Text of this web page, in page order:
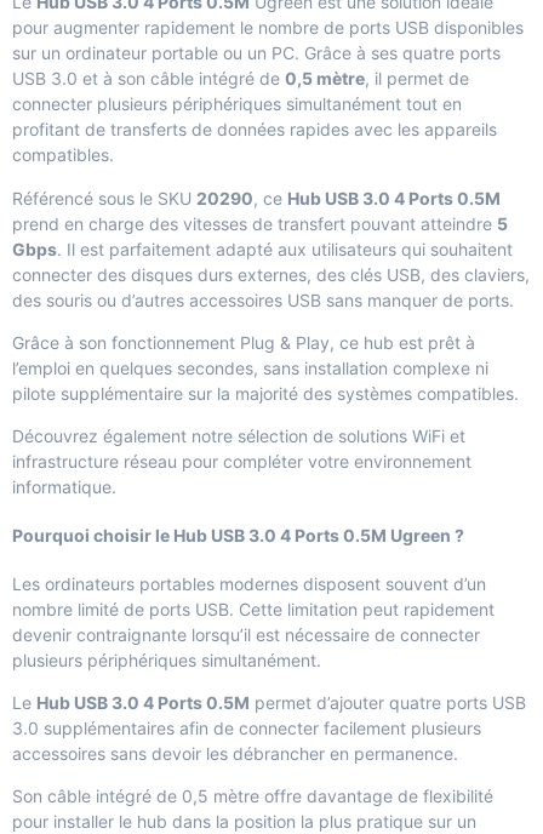
pour augmenter rapidement le nombre de ports USB disponibles
sur un ordinateur portable ou un PC. Grâce à ses quatre ports
USB 3.0 et à son câble intégré de 0,5 mètre, il permet de
connecter plusieurs périphériques simultanément tout en
profitant de transferts de données rapides avec les appareils
compatibles.
Référencé sous le SKU 20290, ce Hub USB 3.0 4 Ports 0.5M
prend en charge des vitesses de transfert pouvant atteindre 5
Gbps. Il est parfaitement adapté aux utilisateurs qui souhaitent
connecter des disques durs externes, des clés USB, des claviers,
des souris ou d’autres accessoires USB sans manquer de ports.
Grâce à son fonctionnement Plug & Play, ce hub est prêt à
l’emploi en quelques secondes, sans installation complexe ni
pilote supplémentaire sur la majorité des systèmes compatibles.
Découvrez également notre sélection de solutions WiFi et
infrastructure réseau pour compléter votre environnement
informatique.
Pourquoi choisir le Hub USB 3.0 4 Ports 0.5M Ugreen ?
Les ordinateurs portables modernes disposent souvent d’un
nombre limité de ports USB. Cette limitation peut rapidement
devenir contraignante lorsqu’il est nécessaire de connecter
plusieurs périphériques simultanément.
Le Hub USB 3.0 4 Ports 0.5M permet d’ajouter quatre ports USB
3.0 supplémentaires afin de connecter facilement plusieurs
accessoires sans devoir les débrancher en permanence.
Son câble intégré de 0,5 mètre offre davantage de flexibilité
pour installer le hub dans la position la plus pratique sur un